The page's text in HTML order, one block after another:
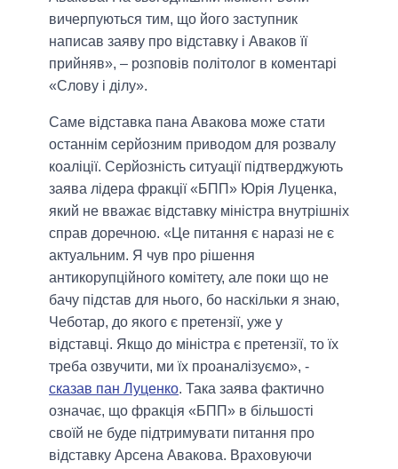
вичерпуються тим, що його заступник
написав заяву про відставку і Аваков її
прийняв», – розповів політолог в коментарі
«Слову і ділу».
Саме відставка пана Авакова може стати
останнім серйозним приводом для розвалу
коаліції. Серйозність ситуації підтверджують
заява лідера фракції «БПП» Юрія Луценка,
який не вважає відставку міністра внутрішніх
справ доречною. «Це питання є наразі не є
актуальним. Я чув про рішення
антикорупційного комітету, але поки що не
бачу підстав для нього, бо наскільки я знаю,
Чеботар, до якого є претензії, уже у
відставці. Якщо до міністра є претензії, то їх
треба озвучити, ми їх проаналізуємо», -
сказав пан Луценко. Така заява фактично
означає, що фракція «БПП» в більшості
своїй не буде підтримувати питання про
відставку Арсена Авакова. Враховуючи